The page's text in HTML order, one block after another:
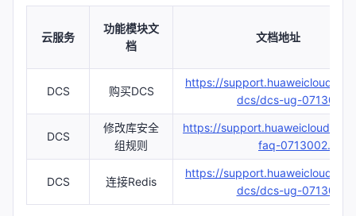
云服务
功能模块文
档
文档地址
DCS 购买DCS
https://
dcs/dcs-ug-
DCS
修改库安全
组规则
https://
faq-0713002.html
DCS 连接Redis
https://
dcs/dcs-ug-